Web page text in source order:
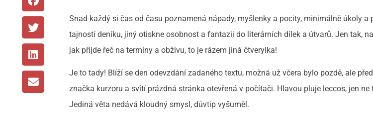
Snad každý si čas od času poznamená nápady, myšlenky a pocity, minimálně úkoly a
tajností deníku, jiný otiskne osobnost a fantazii do literárních dílek a útvarů. Jen tak,
jak přijde řeč na termíny a obživu, to je rázem jiná čtverylka!
Je to tady! Blíží se den odevzdání zadaného textu, možná už včera bylo pozdě, ale
značka kurzoru a svítí prázdná stránka otevřená v počítači. Hlavou pluje leccos, jen
Jediná věta nedává kloudný smysl, důvtip vyšuměl.